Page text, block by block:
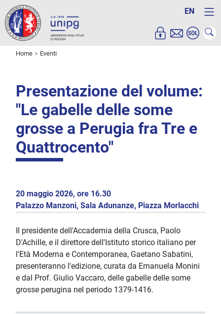
EN
Home Eventi
Presentazione del volume:
"Le gabelle delle some
grosse a Perugia fra Tre e
Quattrocento"
20 maggio 2026, ore 16.30
Palazzo Manzoni, Sala Adunanze, Piazza Morlacchi
Il presidente dell'Accademia della Crusca, Paolo
D'Achille, e il direttore dell'Istituto storico italiano per
l'Età Moderna e Contemporanea, Gaetano Sabatini,
presenteranno l'edizione, curata da Emanuela Monini
e dal Prof. Giulio Vaccaro, delle gabelle delle some
grosse perugina nel periodo 1379-1416.